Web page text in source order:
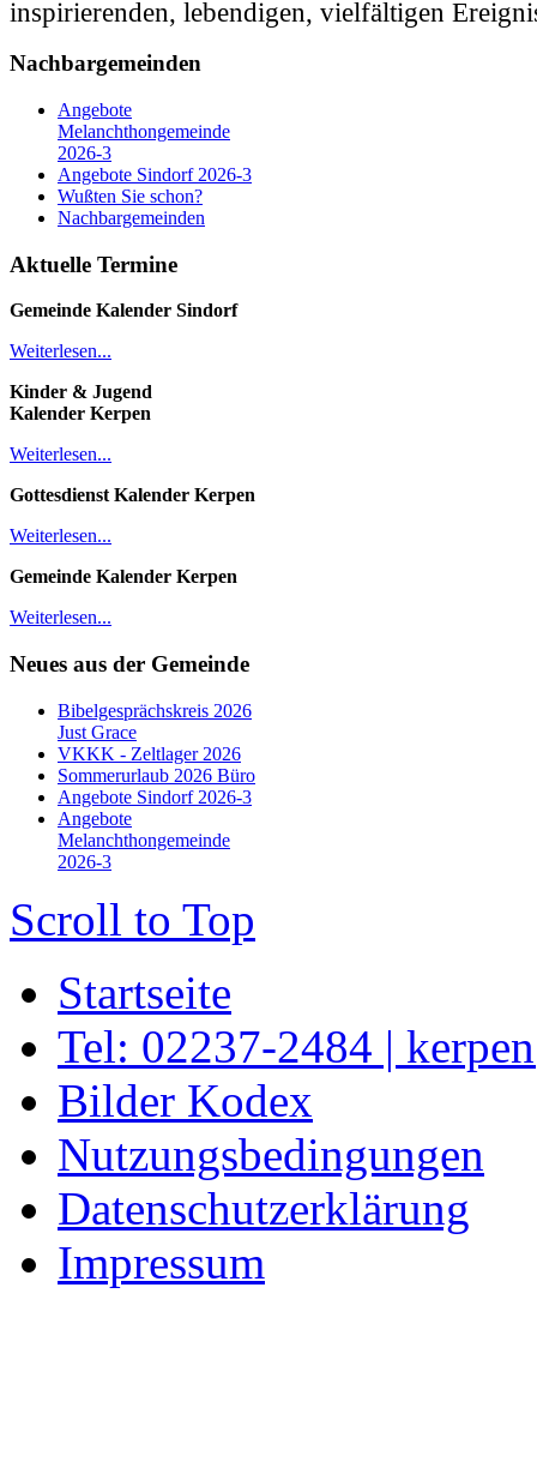
inspirierenden, lebendigen, vielfältigen
Nachbargemeinden
Angebote
Melanchthongemeinde
2026-3
Angebote Sindorf 2026-3
Wußten Sie schon?
Nachbargemeinden
Aktuelle Termine
Gemeinde Kalender Sindorf
Weiterlesen...
Kinder & Jugend
Kalender Kerpen
Weiterlesen...
Gottesdienst Kalender Kerpen
Weiterlesen...
Gemeinde Kalender Kerpen
Weiterlesen...
Neues aus der Gemeinde
Bibelgesprächskreis 2026
Just Grace
VKKK - Zeltlager 2026
Sommerurlaub 2026 Büro
Angebote Sindorf 2026-3
Angebote
Melanchthongemeinde
2026-3
Scroll to Top
Startseite
Tel: 02237-2484 |
Bilder Kodex
Nutzungsbedingungen
Datenschutzerklärung
Impressum